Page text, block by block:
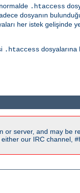
.htaccess
dosyanın
her istek gelişinde
.htaccess dosyalarına
or server, and may be
our IRC channel,